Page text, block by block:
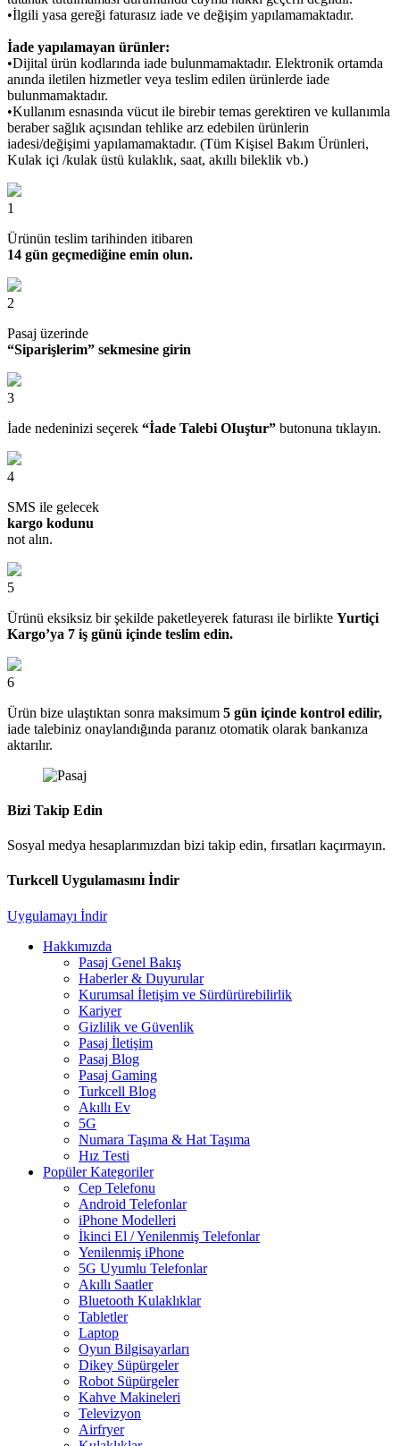
•İlgili yasa gereği faturasız iade ve değişim yapılamamaktadır.
İade yapılamayan ürünler:
•Dijital ürün kodlarında iade bulunmamaktadır. Elektronik ortamda
anında iletilen hizmetler veya teslim edilen ürünlerde iade
bulunmamaktadır.
•Kullanım esnasında vücut ile birebir temas gerektiren ve kullanımla
beraber sağlık açısından tehlike arz edebilen ürünlerin
iadesi/değişimi yapılamamaktadır. (Tüm Kişisel Bakım Ürünleri,
Kulak içi /kulak üstü kulaklık, saat, akıllı bileklik vb.)
1
Ürünün teslim tarihinden itibaren
14 gün geçmediğine emin olun.
2
Pasaj üzerinde
“Siparişlerim” sekmesine girin
3
İade nedeninizi seçerek “İade Talebi OIuştur” butonuna tıklayın.
4
SMS ile gelecek
kargo kodunu
not alın.
5
Ürünü eksiksiz bir şekilde paketleyerek faturası ile birlikte Yurtiçi
Kargo’ya 7 iş günü içinde teslim edin.
6
Ürün bize ulaştıktan sonra maksimum 5 gün içinde kontrol edilir,
iade talebiniz onaylandığında paranız otomatik olarak bankanıza
aktarılır.
Bizi Takip Edin
Sosyal medya hesaplarımızdan bizi takip edin, fırsatları kaçırmayın.
Turkcell Uygulamasını İndir
Uygulamayı İndir
Hakkımızda
Pasaj Genel Bakış
Haberler & Duyurular
Kurumsal İletişim ve Sürdürürebilirlik
Kariyer
Gizlilik ve Güvenlik
Pasaj İletişim
Pasaj Blog
Pasaj Gaming
Turkcell Blog
Akıllı Ev
5G
Numara Taşıma & Hat Taşıma
Hız Testi
Popüler Kategoriler
Cep Telefonu
Android Telefonlar
iPhone Modelleri
İkinci El / Yenilenmiş Telefonlar
Yenilenmiş iPhone
5G Uyumlu Telefonlar
Akıllı Saatler
Bluetooth Kulaklıklar
Tabletler
Laptop
Oyun Bilgisayarları
Dikey Süpürgeler
Robot Süpürgeler
Kahve Makineleri
Televizyon
Airfryer